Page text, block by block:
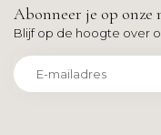
Abonneer je op onze
Blijf op de hoogte over